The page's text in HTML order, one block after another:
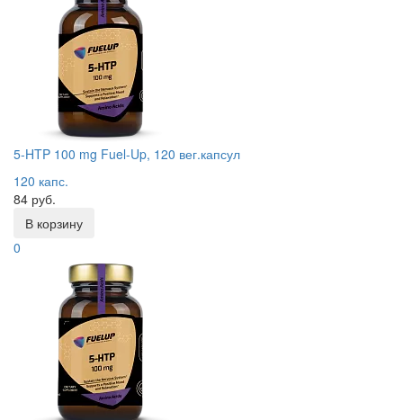
5-HTP 100 mg Fuel-Up, 120 вег.капсул
120 капс.
84 руб.
В корзину
0